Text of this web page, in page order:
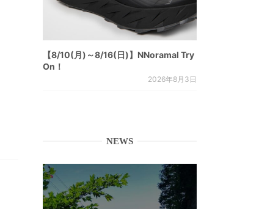
【8/10(月)～8/16(日)】NNoramal Try
On！
2026年8月3日
NEWS